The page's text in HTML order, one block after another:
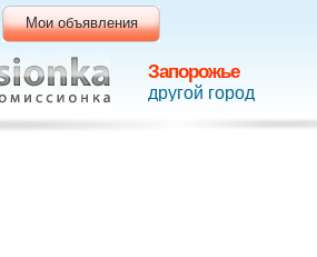
Запорожье
другой город
Мои объявления